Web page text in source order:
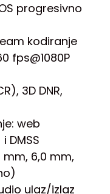
progresivno
kodiranje
fps@1080P
3D DNR,
web
DMSS
mm, 6,0 mm,
ulaz/izlaz